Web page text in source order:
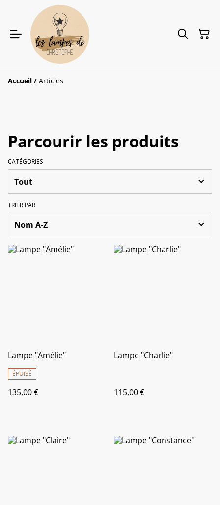
Accueil / Articles
Parcourir les produits
CATÉGORIES
TRIER PAR
Lampe "Amélie"
ÉPUISÉ
135,00 €
Lampe "Charlie"
115,00 €